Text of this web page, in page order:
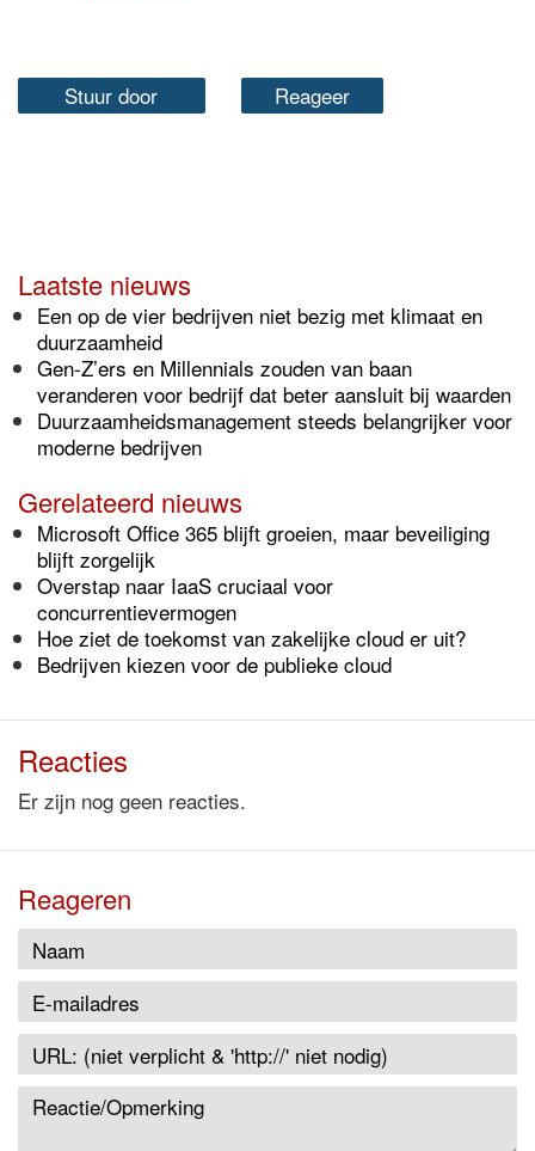
Stuur door Reageer
Laatste nieuws
Een op de vier bedrijven niet bezig met klimaat en
duurzaamheid
Gen-Z’ers en Millennials zouden van baan
veranderen voor bedrijf dat beter aansluit bij waarden
Duurzaamheidsmanagement steeds belangrijker voor
moderne bedrijven
Gerelateerd nieuws
Microsoft Office 365 blijft groeien, maar beveiliging
blijft zorgelijk
Overstap naar IaaS cruciaal voor
concurrentievermogen
Hoe ziet de toekomst van zakelijke cloud er uit?
Bedrijven kiezen voor de publieke cloud
Reacties
Er zijn nog geen reacties.
Reageren